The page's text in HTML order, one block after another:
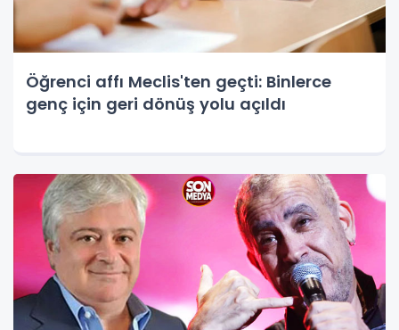
Öğrenci affı Meclis'ten geçti: Binlerce
genç için geri dönüş yolu açıldı